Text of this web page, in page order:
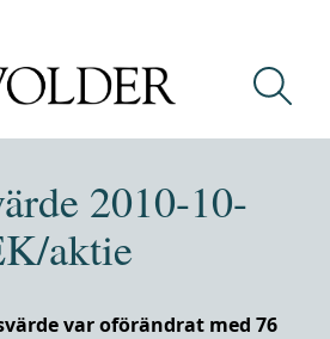
2010-10-
aktie
var oförändrat med 76